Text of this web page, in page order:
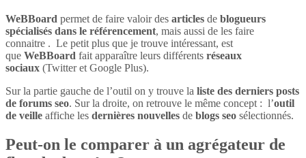
WeBBoard permet de faire valoir des articles de blogueurs
spécialisés dans le référencement, mais aussi de les faire
connaitre . Le petit plus que je trouve intéressant, est
que WeBBoard fait apparaître leurs différents réseaux
sociaux (Twitter et Google Plus).
Sur la partie gauche de l’outil on y trouve la liste des derniers posts
de forums seo. Sur la droite, on retrouve le même concept : l’outil
de veille affiche les dernières nouvelles de blogs seo sélectionnés.
Peut-on le comparer à un agrégateur de